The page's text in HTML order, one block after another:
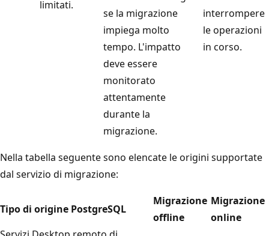
limitati.
se la migrazione
impiega molto
tempo. L'impatto
deve essere
monitorato
attentamente
durante la
migrazione.
interrompere
le operazioni
in corso.
Nella tabella seguente sono elencate le origini supportate
dal servizio di migrazione:
Tipo di origine PostgreSQL
Migrazione
offline
Migrazione
online